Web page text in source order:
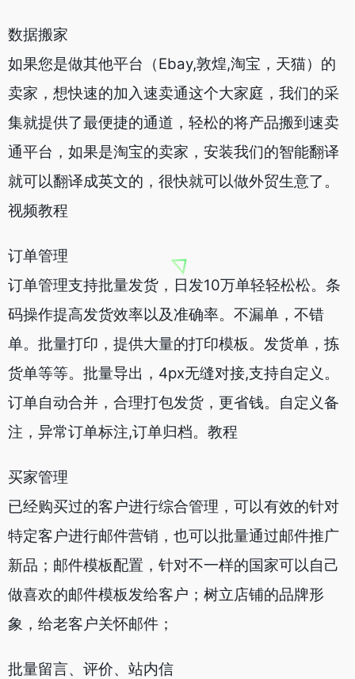
数据搬家
如果您是做其他平台（Ebay,敦煌,淘宝，天猫）的
卖家，想快速的加入速卖通这个大家庭，我们的采
集就提供了最便捷的通道，轻松的将产品搬到速卖
通平台，如果是淘宝的卖家，安装我们的智能翻译
就可以翻译成英文的，很快就可以做外贸生意了。
视频教程
订单管理
订单管理支持批量发货，日发10万单轻轻松松。条
码操作提高发货效率以及准确率。不漏单，不错
单。批量打印，提供大量的打印模板。发货单，拣
货单等等。批量导出，4px无缝对接,支持自定义。
订单自动合并，合理打包发货，更省钱。自定义备
注，异常订单标注,订单归档。教程
买家管理
已经购买过的客户进行综合管理，可以有效的针对
特定客户进行邮件营销，也可以批量通过邮件推广
新品；邮件模板配置，针对不一样的国家可以自己
做喜欢的邮件模板发给客户；树立店铺的品牌形
象，给老客户关怀邮件；
批量留言、评价、站内信